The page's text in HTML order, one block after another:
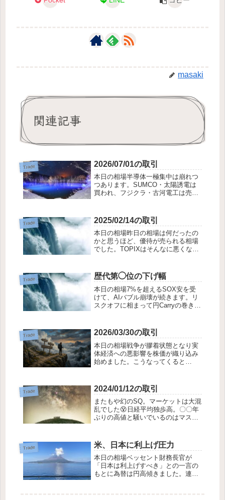
masaki
関連記事
Trade 2026/07/01の取引
本日の相場半導体一極集中は崩れつ
つあります。SUMCO・太陽誘電は
買われ、フジクラ・古河電工は売ら
るのか説明のつかない展開。投機筋
の都合で上げ下げしているようにも
思えます。今後...
Trade 2025/02/14の取引
本日の相場昨日の相場は何だったの
かと思うほど、優待が売られる相場
でした。TOPIXはそんなに悪くなか
と輝いていたのに、今年はすぐに曇
ってしまいます。成績が思うように
いかない時はポ...
Trade 歴代第◯位の下げ幅
本日の相場7%を超えるSOX安を受
けて、AIバブル崩壊が続きます。リ
スクオフに相まって円Carryの巻き戻
た。歴代第◯位の下げ幅とか。先月
を彷彿とさせるさげっぷりに恐怖し
た投資...
Trade 2026/03/30の取引
本日の相場戦争が膠着状態となり実
体経済への悪影響を株価が織り込み
始めました。こうなってくると
が、感性で買い向かってしまいまし
た。明日上げるのか下げるのか。も
う誰にもわかりません...
Trade 2024/01/12の取引
またもや幻のSQ。マーケットは大混
乱でした😵日経平均独歩高。〇〇年
ぶりの高値と騒いでいるのはマスコ
大型株さえ買っていれば勝てるのに
どうして小型株を買うのだろ
う・・・・・というの...
Trade 米、日本に利上げ圧力
本日の相場ベッセント財務長官が
「日本は利上げすべき」との一言の
もとに為替は円高傾きました。連